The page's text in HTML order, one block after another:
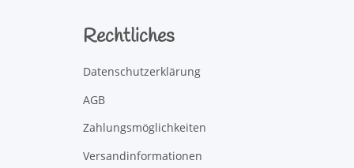
Rechtliches
Datenschutzerklärung
AGB
Zahlungsmöglichkeiten
Versandinformationen